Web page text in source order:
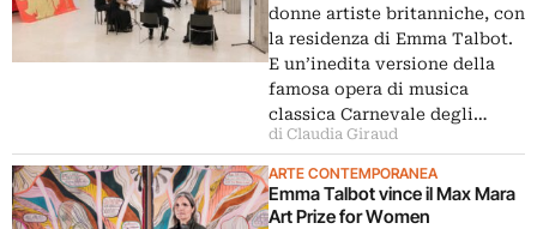
donne artiste britanniche, con
la residenza di Emma Talbot.
E un’inedita versione della
famosa opera di musica
classica Carnevale degli…
di Claudia Giraud
ARTE CONTEMPORANEA
Emma Talbot vince il Max Mara
Art Prize for Women